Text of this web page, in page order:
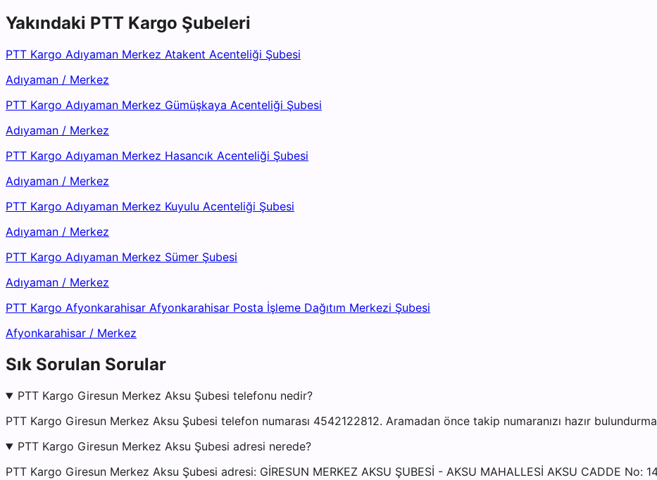
Yakındaki PTT Kargo Şubeleri
PTT Kargo Adıyaman Merkez Atakent Acenteliği Şubesi
Adıyaman / Merkez
PTT Kargo Adıyaman Merkez Gümüşkaya Acenteliği Şubesi
Adıyaman / Merkez
PTT Kargo Adıyaman Merkez Hasancık Acenteliği Şubesi
Adıyaman / Merkez
PTT Kargo Adıyaman Merkez Kuyulu Acenteliği Şubesi
Adıyaman / Merkez
PTT Kargo Adıyaman Merkez Sümer Şubesi
Adıyaman / Merkez
PTT Kargo Afyonkarahisar Afyonkarahisar Posta İşleme Dağıtım Merkezi Şubesi
Afyonkarahisar / Merkez
Sık Sorulan Sorular
PTT Kargo Giresun Merkez Aksu Şubesi telefonu nedir?
PTT Kargo Giresun Merkez Aksu Şubesi telefon numarası 4542122812. Aramadan önce takip numaranızı hazır
PTT Kargo Giresun Merkez Aksu Şubesi adresi nerede?
PTT Kargo Giresun Merkez Aksu Şubesi adresi: GİRESUN MERKEZ AKSU ŞUBESİ - AKSU MAHALLESİ AKSU CADDE No: